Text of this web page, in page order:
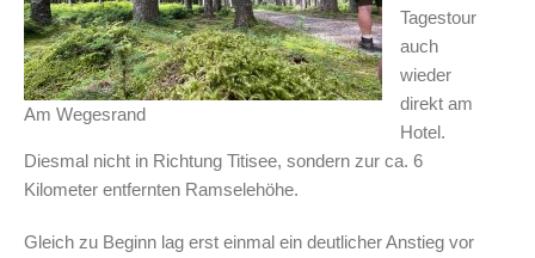
Am Wegesrand
Tagestour
auch
wieder
direkt am
Hotel.
Diesmal nicht in Richtung Titisee, sondern zur ca. 6
Kilometer entfernten Ramselehöhe.
Gleich zu Beginn lag erst einmal ein deutlicher Anstieg vor